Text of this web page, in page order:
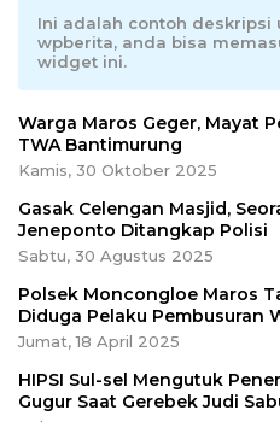
Ini adalah contoh
wpberita, anda bisa
widget ini.
Warga Maros Geger, Mayat
TWA Bantimurung
Kamis, 30 Oktober 2025
Gasak Celengan Masjid,
Jeneponto Ditangkap Polisi
Sabtu, 30 Agustus 2025
Polsek Moncongloe Maros
Diduga Pelaku Pembusuran
Jumat, 18 April 2025
HIPSI Sul-sel Mengutuk
Gugur Saat Gerebek Judi